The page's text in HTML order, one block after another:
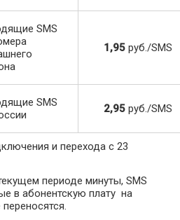
SMS
1,95руб./SMS
SMS
2,95 руб./SMS
и перехода с 23
периоде минуты, SMS
в абонентскую плату на